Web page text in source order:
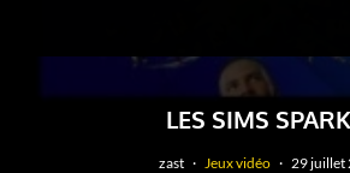
LES SIMS
zast · Jeux vidéo · 29 juillet